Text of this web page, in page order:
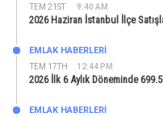
TEM 21ST 9:40 AM
2026 Haziran İstanbul İlçe
TEM 17TH 12:44 PM
EMLAK HABERLERI
2026 İlk 6 Aylık Döneminde
EMLAK HABERLERI